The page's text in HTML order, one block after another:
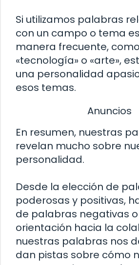
Si utilizamos palabras
con un campo o tema
manera frecuente, como
«tecnología» o «arte»,
una personalidad
esos temas.
Anuncios
En resumen, nuestras
revelan mucho sobre
personalidad.
Desde la elección de
poderosas y positivas,
de palabras negativas
orientación hacia la
nuestras palabras nos
dan pistas sobre cómo